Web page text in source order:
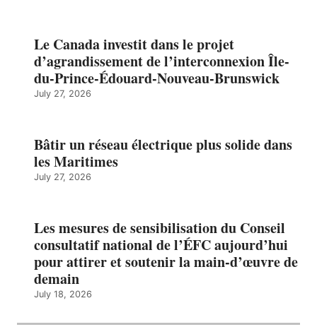
Le Canada investit dans le projet
d’agrandissement de l’interconnexion Île-
du-Prince-Édouard-Nouveau-Brunswick
July 27, 2026
Bâtir un réseau électrique plus solide dans
les Maritimes
July 27, 2026
Les mesures de sensibilisation du Conseil
consultatif national de l’ÉFC aujourd’hui
pour attirer et soutenir la main-d’œuvre de
demain
July 18, 2026